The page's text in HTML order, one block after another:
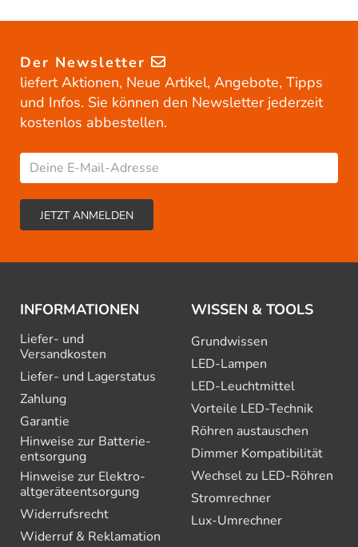
Der Newsletter
liefert Aktionen, Neue Artikel, Angebote, Tipps
und Infos. Sie können den Newsletter jederzeit
kostenlos abbestellen.
INFORMATIONEN
Liefer- und
Versandkosten
Liefer- und Lagerstatus
Zahlung
Garantie
Hinweise zur Batterie­
entsorgung
Hinweise zur Elektro­
altgeräte­entsorgung
Widerrufsrecht
Widerruf & Reklamation
WISSEN & TOOLS
Grundwissen
LED-Lampen
LED-Leuchtmittel
Vorteile LED-Technik
Röhren austauschen
Dimmer Kompatibilität
Wechsel zu LED-Röhren
Stromrechner
Lux-Umrechner